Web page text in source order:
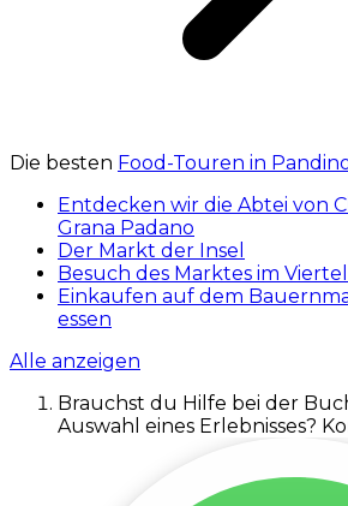
Die besten Food-Touren in
Entdecken wir die Abtei von
Grana Padano
Der Markt der Insel
Besuch des Marktes im
Einkaufen auf dem
essen
Alle anzeigen
Brauchst du Hilfe bei der
Auswahl eines Erlebnisses?